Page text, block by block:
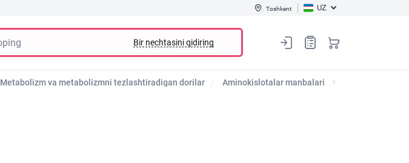
Toshkent UZ
Bir nechtasini qidiring
Metabolizm va metabolizmni tezlashtiradigan dorilar Aminokislotalar manbalari